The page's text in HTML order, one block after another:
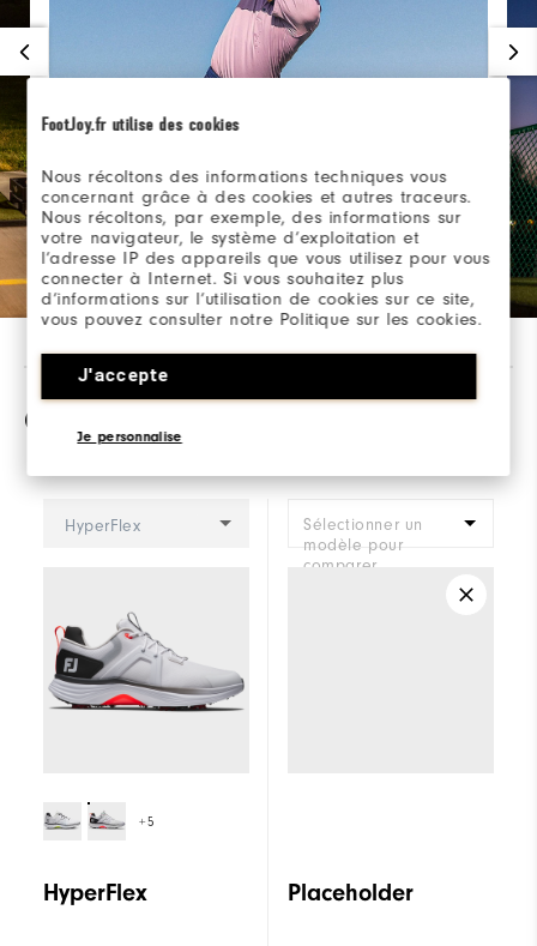
FootJoy.fr utilise des cookies
Nous récoltons des informations techniques vous
concernant grâce à des cookies et autres traceurs.
Nous récoltons, par exemple, des informations sur
votre navigateur, le système d’exploitation et
l’adresse IP des appareils que vous utilisez pour vous
connecter à Internet. Si vous souhaitez plus
d’informations sur l’utilisation de cookies sur ce site,
vous pouvez consulter notre Politique sur les cookies.
J'accepte
Je personnalise
Comparaison
HyperFlex
+5
HyperFlex
Sélectionner un
modèle pour
comparer.
Placeholder